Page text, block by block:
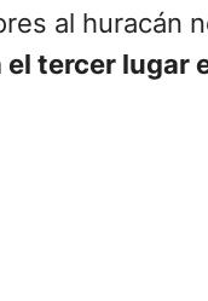
al huracán
el tercer